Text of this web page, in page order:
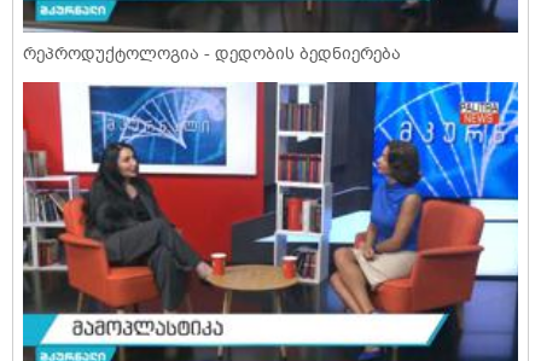
რეპროდუქტოლოგია - დედობის ბედნიერება